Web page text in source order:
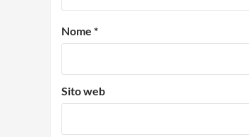
Nome *
Sito web